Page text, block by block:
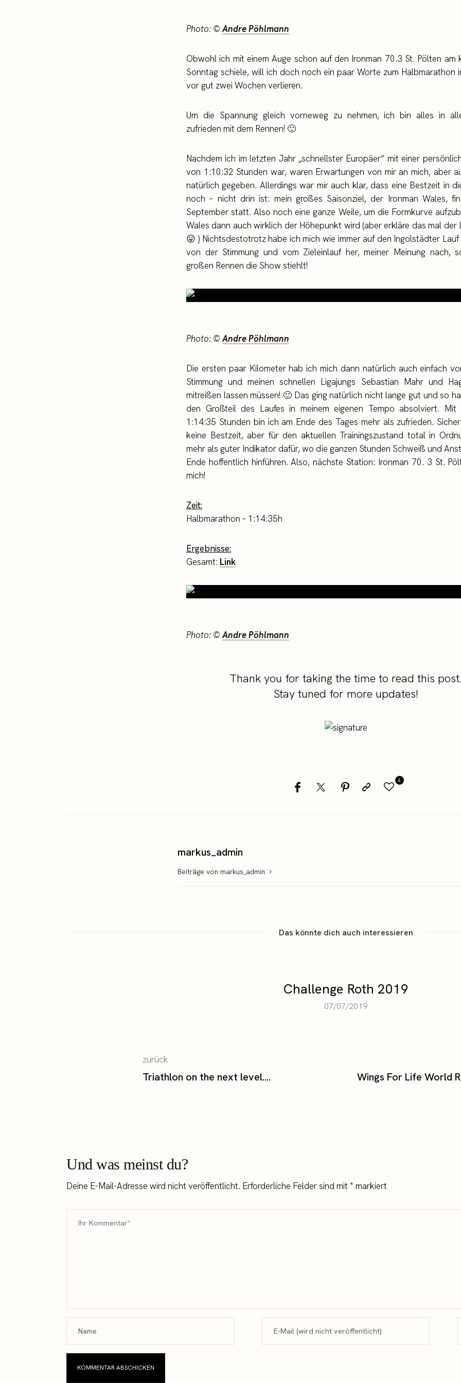
Photo: ©Andre Pöhlmann
Obwohl ich mit einem Auge schon auf den Ironman 70.3 St. Pölten am
Sonntag schiele, will ich doch noch ein paar Worte zum Halbmarathon
vor gut zwei Wochen verlieren.
Um die Spannung gleich vorneweg zu nehmen, ich bin alles in
zufrieden mit dem Rennen! 🙂
Nachdem ich im letzten Jahr „schnellster Europäer“ mit einer
von 1:10:32 Stunden war, waren Erwartungen von mir an mich, aber
natürlich gegeben. Allerdings war mir auch klar, dass eine Bestzeit in
noch – nicht drin ist: mein großes Saisonziel, der Ironman Wales,
September statt. Also noch eine ganze Weile, um die Formkurve
Wales dann auch wirklich der Höhepunkt wird (aber erkläre das mal der
😛 ) Nichtsdestotrotz habe ich mich wie immer auf den Ingolstädter
von der Stimmung und vom Zieleinlauf her, meiner Meinung nach,
großen Rennen die Show stiehlt!
Photo: ©Andre Pöhlmann
Die ersten paar Kilometer hab ich mich dann natürlich auch einfach
Stimmung und meinen schnellen Ligajungs Sebastian Mahr und
mitreißen lassen müssen! 🙂 Das ging natürlich nicht lange gut und so
den Großteil des Laufes in meinem eigenen Tempo absolviert. Mit
1:14:35 Stunden bin ich am Ende des Tages mehr als zufrieden.
keine Bestzeit, aber für den aktuellen Trainingszustand total in
mehr als guter Indikator dafür, wo die ganzen Stunden Schweiß und
Ende hoffentlich hinführen. Also, nächste Station: Ironman 70. 3 St.
mich!
Zeit:
Halbmarathon – 1:14:35h
Ergebnisse:
Gesamt: Link
Photo: ©Andre Pöhlmann
Thank you for taking the time to read this post.
Stay tuned for more updates!
4
markus_admin
Beiträge von markus_admin
Das könnte dich auch interessieren
Challenge Roth 2019
07/07/2019
zurück
Triathlon on the next level…. Wings For Life World
Und was meinst du?
Deine E-Mail-Adresse wird nicht veröffentlicht. Erforderliche Felder sind mit* markiert